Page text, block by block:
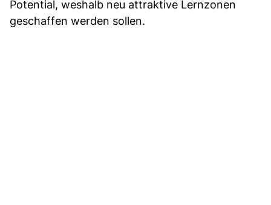
Potential, weshalb neu attraktive Lernzonen
geschaffen werden sollen.